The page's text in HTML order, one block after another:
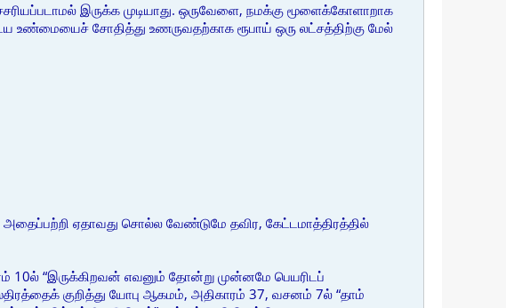
இருக்க முடியாது. ஒருவேளை, நமக்கு மூளைக்கோளாறாக
உண்மையைச் சோதித்து உணருவதற்காக ரூபாய் ஒரு லட்சத்திற்கு மேல்
ஏதாவது சொல்ல வேண்டுமே தவிர, கேட்டமாத்திரத்தில்
10ல் “இருக்கிறவன் எவனும் தோன்று முன்னமே பெயரிடப்
குறித்து யோபு ஆகமம், அதிகாரம் 37, வசனம் 7ல் “தாம்